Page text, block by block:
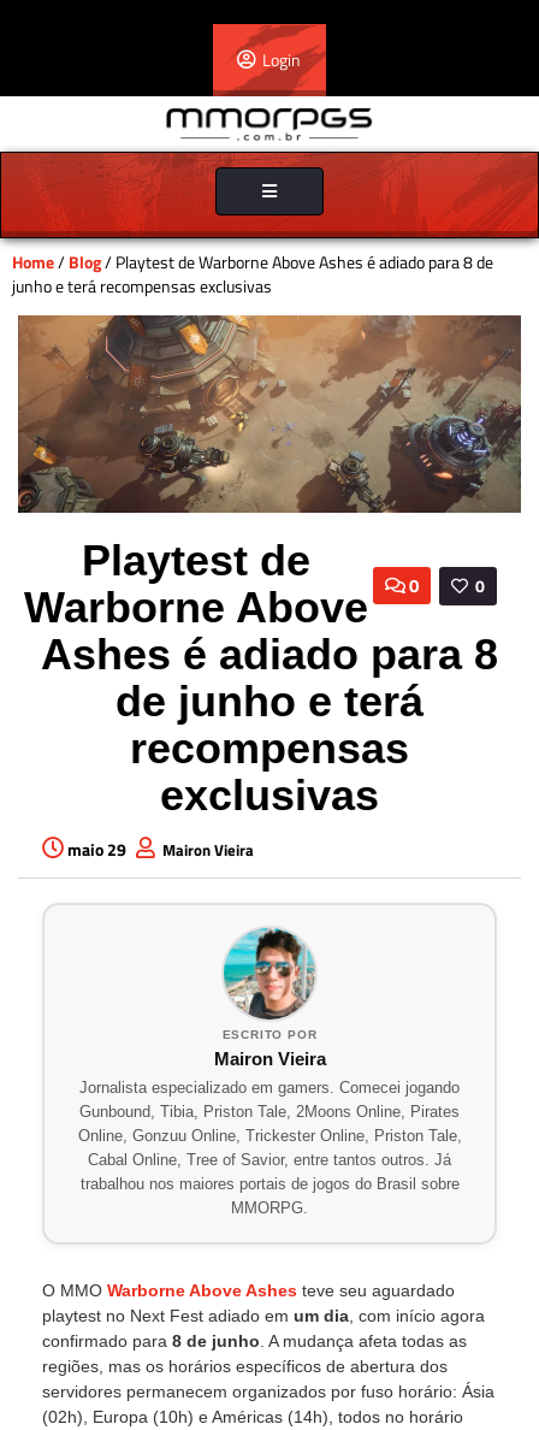
Login
Toggle
navigation
Home/Blog/ Playtest de Warborne Above Ashes é adiado para 8 de
junho e terá recompensas exclusivas
0
0
Playtest de
Warborne Above
Ashes é adiado para 8
de junho e terá
recompensas
exclusivas
maio 29 Mairon Vieira
ESCRITO POR
Mairon Vieira
Jornalista especializado em gamers. Comecei jogando
Gunbound, Tibia, Priston Tale, 2Moons Online, Pirates
Online, Gonzuu Online, Trickester Online, Priston Tale,
Cabal Online, Tree of Savior, entre tantos outros. Já
trabalhou nos maiores portais de jogos do Brasil sobre
MMORPG.
O MMO Warborne Above Ashes teve seu aguardado
playtest no Next Fest adiado em um dia , com início agora
confirmado para 8 de junho . A mudança afeta todas as
regiões, mas os horários específicos de abertura dos
servidores permanecem organizados por fuso horário: Ásia
(02h), Europa (10h) e Américas (14h), todos no horário